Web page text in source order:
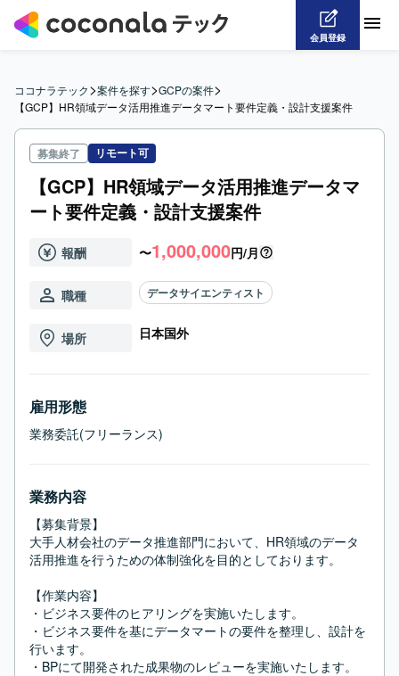
会員登録
ココナラテック>案件を探す>GCPの案件>
【GCP】HR領域データ活用推進データマート要件定義・設計支援案件
募集終了 リモート可
【GCP】HR領域データ活用推進データマ
ート要件定義・設計支援案件
報酬 〜1,000,000円/月
職種 データサイエンティスト
場所 日本国外
雇用形態
業務委託(フリーランス)
業務内容
【募集背景】
大手人材会社のデータ推進部門において、HR領域のデータ
活用推進を行うための体制強化を目的としております。
【作業内容】
・ビジネス要件のヒアリングを実施いたします。
・ビジネス要件を基にデータマートの要件を整理し、設計を
行います。
・BPにて開発された成果物のレビューを実施いたします。